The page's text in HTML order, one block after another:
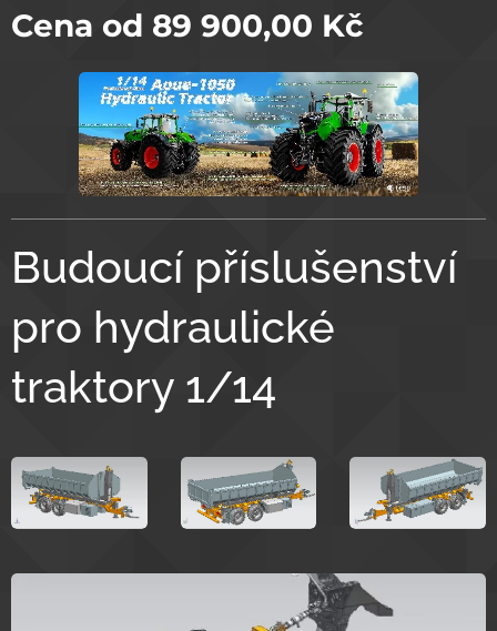
Cena od 89 900,00 Kč
Budoucí příslušenství
pro hydraulické
traktory 1/14